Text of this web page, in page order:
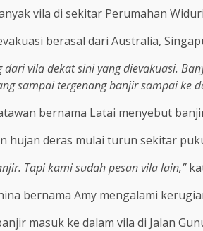
vila di sekitar Perumahan
berasal dari Australia,
dari vila dekat sini yang dievakuasi.
sampai tergenang banjir sampai ke
bernama Latai menyebut
hujan deras mulai turun sekitar
Tapi kami sudah pesan vila lain,”
bernama Amy mengalami
masuk ke dalam vila di Jalan